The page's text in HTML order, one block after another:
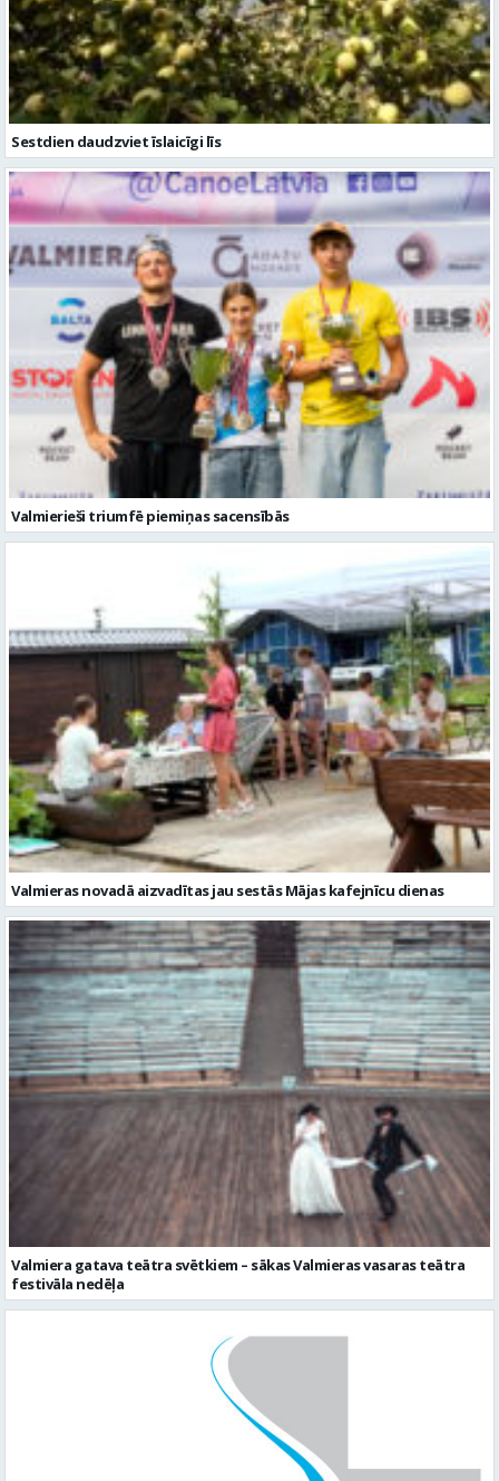
Sestdien daudzviet īslaicīgi līs
Valmierieši triumfē piemiņas sacensībās
Valmieras novadā aizvadītas jau sestās Mājas kafejnīcu dienas
Valmiera gatava teātra svētkiem – sākas Valmieras vasaras teātra
festivāla nedēļa